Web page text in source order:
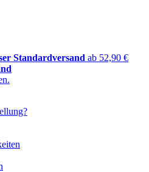
Standardversand ab 52,90 €